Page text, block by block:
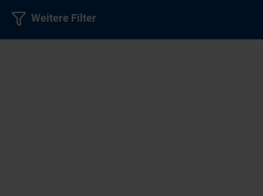
Weitere Filter